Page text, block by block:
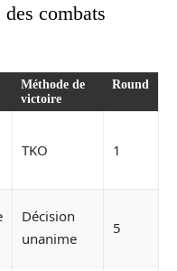
combats
Méthode de
victoire
Round
TKO 1
Décision
unanime
5